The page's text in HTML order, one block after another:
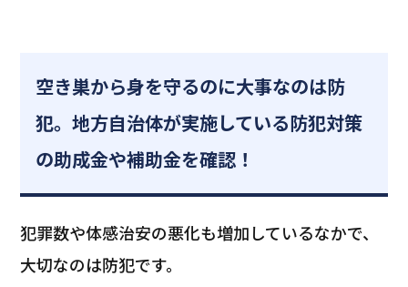
空き巣から身を守るのに大事なのは防
犯。地方自治体が実施している防犯対策
の助成金や補助金を確認！
犯罪数や体感治安の悪化も増加しているなかで、
大切なのは防犯です。